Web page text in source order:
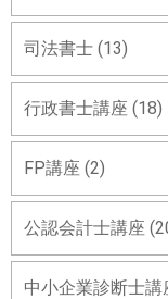
司法書士 (13)
行政書士講座 (18)
FP講座 (2)
公認会計士講座
中小企業診断士講